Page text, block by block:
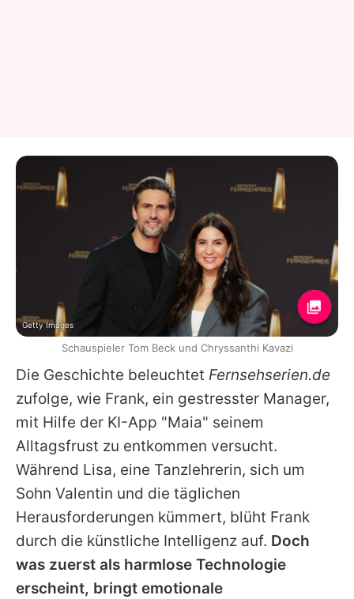
Die Geschichte beleuchtet Fernsehserien.de
zufolge, wie Frank, ein gestresster Manager,
mit Hilfe der KI-App "Maia" seinem
Alltagsfrust zu entkommen versucht.
Während Lisa, eine Tanzlehrerin, sich um
Sohn Valentin und die täglichen
Herausforderungen kümmert, blüht Frank
durch die künstliche Intelligenz auf. Doch
was zuerst als harmlose Technologie
erscheint, bringt emotionale
Getty Images
Schauspieler Tom Beck und Chryssanthi Kavazi